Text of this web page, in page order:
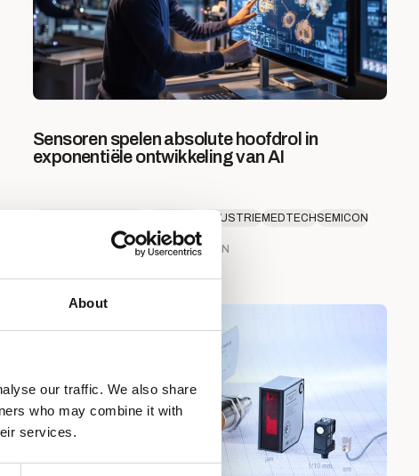
About
our traffic. We also share
who may combine it with
services.
Sensoren spelen absolute hoofdrol in
exponentiële ontwikkeling van AI
INDUSTRIEMEDTECHSEMICON
TECHNOLOGIE
EGBERT STELLINGA7 MIN